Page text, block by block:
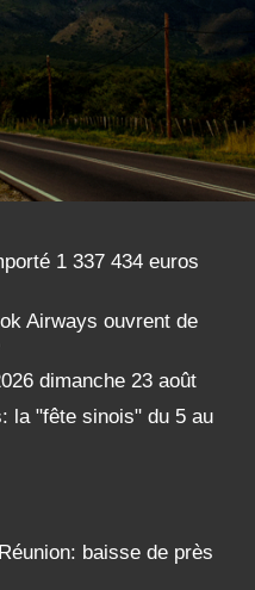
1 337 434 euros
Airways ouvrent de
dimanche 23 août
la "fête sinois" du 5 au
baisse de près